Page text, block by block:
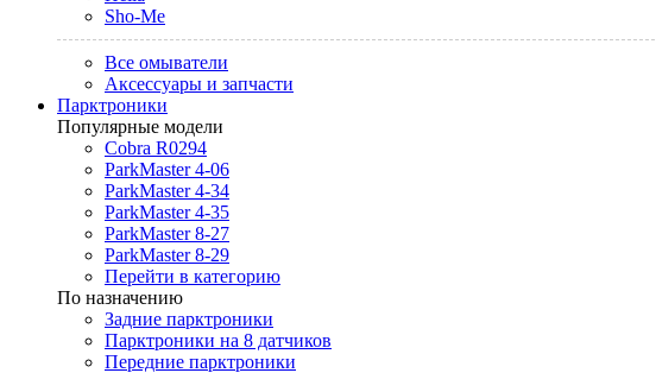
Sho-Me
Все омыватели
Аксессуары и запчасти
Парктроники
Популярные модели
Cobra R0294
ParkMaster 4-06
ParkMaster 4-34
ParkMaster 4-35
ParkMaster 8-27
ParkMaster 8-29
Перейти в категорию
По назначению
Задние парктроники
Парктроники на 8 датчиков
Передние парктроники